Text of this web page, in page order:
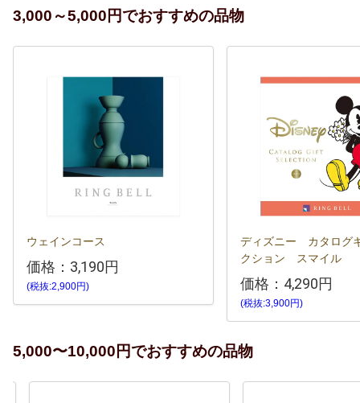
3,000～5,000円でおすすめの品物
ウェインコース
価格： 3,190円
(税抜:2,900円)
ディズニー カタログ
クション スマイル
価格： 4,290円
(税抜:3,900円)
5,000〜10,000円でおすすめの品物